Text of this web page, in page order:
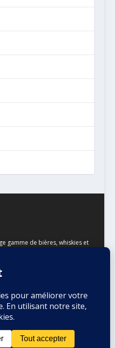
gamme de bières, whiskies et
des amateurs de
| Propulsé par WordPress